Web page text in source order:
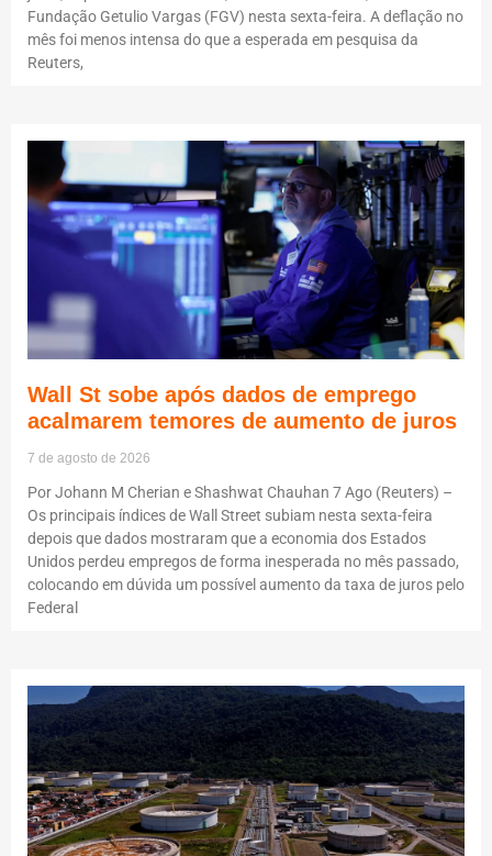
Fundação Getulio Vargas (FGV) nesta sexta-feira. A deflação no
mês foi menos intensa do que a esperada em pesquisa da
Reuters,
Wall St sobe após dados de emprego
acalmarem temores de aumento de juros
7 de agosto de 2026
Por Johann M Cherian e Shashwat Chauhan 7 Ago (Reuters) –
Os principais índices de Wall Street subiam nesta sexta-feira
depois que dados mostraram que a economia dos Estados
Unidos perdeu empregos de forma inesperada no mês passado,
colocando em dúvida um possível aumento da taxa de juros pelo
Federal